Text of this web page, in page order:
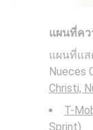
แผนที่ค
แผนที่แส
Nueces
Christi,
T-
Sprint)